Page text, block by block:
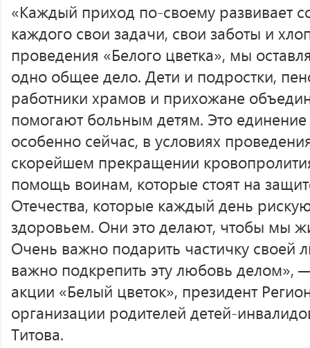
«Каждый приход по-своему развивает
каждого свои задачи, свои заботы и
проведения «Белого цветка», мы
одно общее дело. Дети и подростки,
работники храмов и прихожане
помогают больным детям. Это
особенно сейчас, в условиях
скорейшем прекращении
помощь воинам, которые стоят на
Отечества, которые каждый день
здоровьем. Они это делают, чтобы мы
Очень важно подарить частичку своей
важно подкрепить эту любовь делом»,
акции «Белый цветок», президент
организации родителей детей-
Титова.